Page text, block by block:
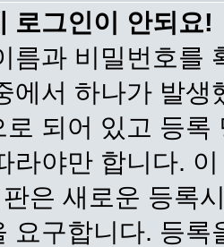
로그인이 안되요!
름과 비밀번호를
에서 하나가 발
로 되어 있고 등
라야만 합니다.
은 새로운 등록
요구합니다. 등